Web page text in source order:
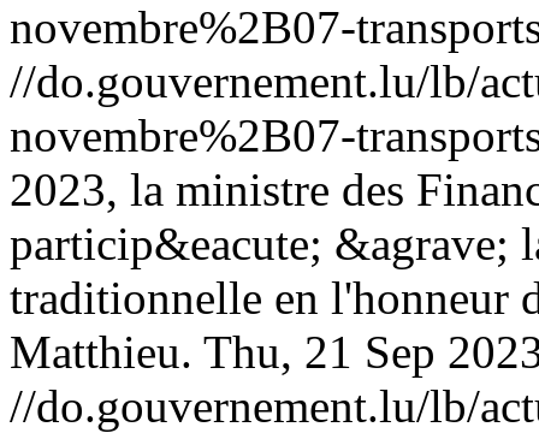
novembre%2B07-
//do.gouvernement.lu/lb/
novembre%2B07-
2023, la ministre des
particip&eacute; &agrave;
traditionnelle en l'honneur
Matthieu. Thu, 21 Sep
//do.gouvernement.lu/lb/